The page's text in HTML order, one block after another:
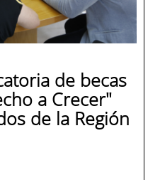
de becas
a Crecer"
de la Región